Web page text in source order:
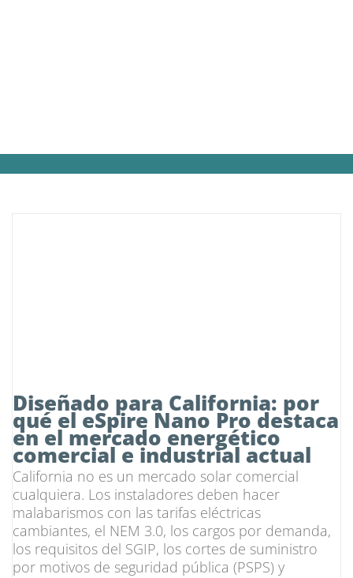
Diseñado para California: por
qué el eSpire Nano Pro destaca
en el mercado energético
comercial e industrial actual
California no es un mercado solar comercial
cualquiera. Los instaladores deben hacer
malabarismos con las tarifas eléctricas
cambiantes, el NEM 3.0, los cargos por demanda,
los requisitos del SGIP, los cortes de suministro
por motivos de seguridad pública (PSPS) y